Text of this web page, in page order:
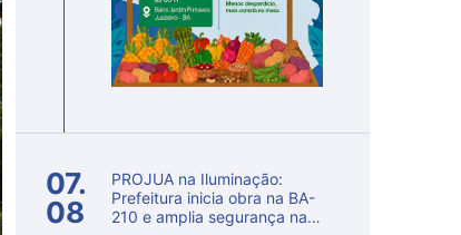
07.
08
PROJUA na Iluminação:
Prefeitura inicia obra na BA-
210 e amplia segurança na